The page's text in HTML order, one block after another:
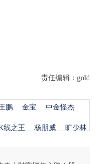
责任编辑：gold
鹏 金宝 中金怪杰
线之王 杨朋威 旷少林